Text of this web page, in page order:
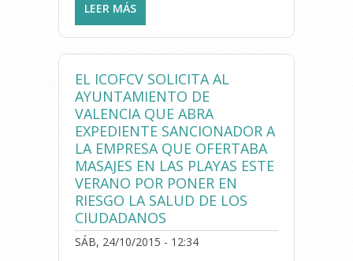
LEER MÁS
IMPORTANTE ACUDIR A UN
CUANDO HAY UNA
PATOLOGÍA, ES UNA
CUESTIÓN DE SALUD”
(ENTREVISTA EN SER
VALENCIA)
EL ICOFCV SOLICITA AL
AYUNTAMIENTO DE
VALENCIA QUE ABRA
EXPEDIENTE SANCIONADOR A
LA EMPRESA QUE OFERTABA
MASAJES EN LAS PLAYAS ESTE
VERANO POR PONER EN
RIESGO LA SALUD DE LOS
CIUDADANOS
SÁB, 24/10/2015 - 12:34